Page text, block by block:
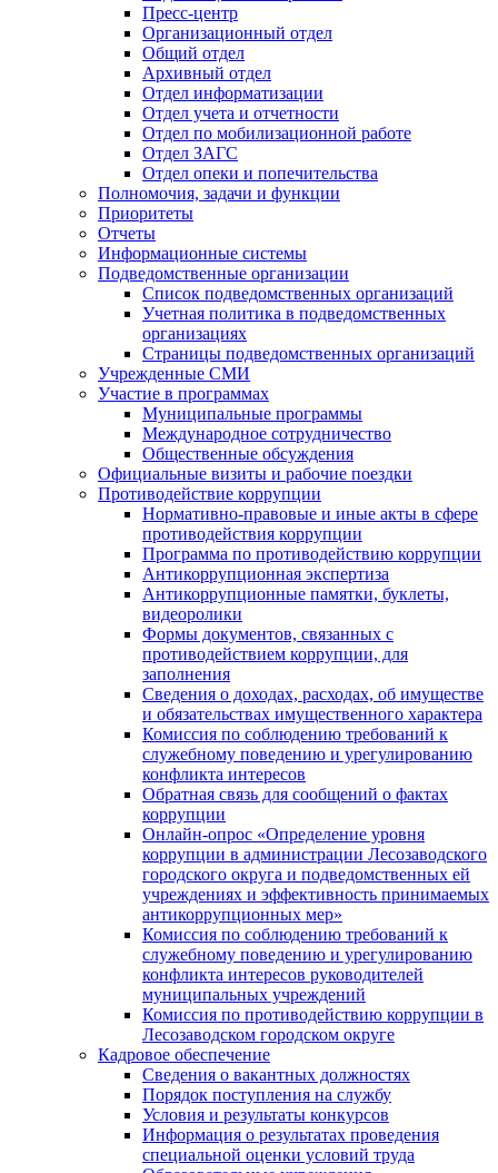
Пресс-центр
Организационный отдел
Общий отдел
Архивный отдел
Отдел информатизации
Отдел учета и отчетности
Отдел по мобилизационной работе
Отдел ЗАГС
Отдел опеки и попечительства
Полномочия, задачи и функции
Приоритеты
Отчеты
Информационные системы
Подведомственные организации
Список подведомственных организаций
Учетная политика в подведомственных
организациях
Страницы подведомственных организаций
Учрежденные СМИ
Участие в программах
Муниципальные программы
Международное сотрудничество
Общественные обсуждения
Официальные визиты и рабочие поездки
Противодействие коррупции
Нормативно-правовые и иные акты в сфере
противодействия коррупции
Программа по противодействию коррупции
Антикоррупционная экспертиза
Антикоррупционные памятки, буклеты,
видеоролики
Формы документов, связанных с
противодействием коррупции, для
заполнения
Сведения о доходах, расходах, об имуществе
и обязательствах имущественного характера
Комиссия по соблюдению требований к
служебному поведению и урегулированию
конфликта интересов
Обратная связь для сообщений о фактах
коррупции
Онлайн-опрос «Определение уровня
коррупции в администрации Лесозаводского
городского округа и подведомственных ей
учреждениях и эффективность принимаемых
антикоррупционных мер»
Комиссия по соблюдению требований к
служебному поведению и урегулированию
конфликта интересов руководителей
муниципальных учреждений
Комиссия по противодействию коррупции в
Лесозаводском городском округе
Кадровое обеспечение
Сведения о вакантных должностях
Порядок поступления на службу
Условия и результаты конкурсов
Информация о результатах проведения
специальной оценки условий труда